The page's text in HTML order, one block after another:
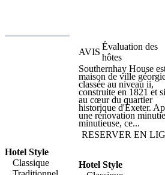
propriété historique
côté de l’ancienne
sauvetage, dans une
réputée pour son
maritime, South Sands
présente des thèmes
nautiques dans
l’hôtel. les chambres
suites ont été nommées
d'après les voiliers
dans cette charmante
maritime et présentent
nouveau décor de style
anglais. En
guinguettes, les
jusqu’au majestueux j-
Hotel Style
Classique
AVIS
Évaluation des
hôtes
Southernhay House
maison de ville
classée au niveau ii,
construite en 1821 et
au cœur du quartier
historique d'Exeter.
une rénovation
minutieuse, ce...
RESERVER EN
Hotel Style